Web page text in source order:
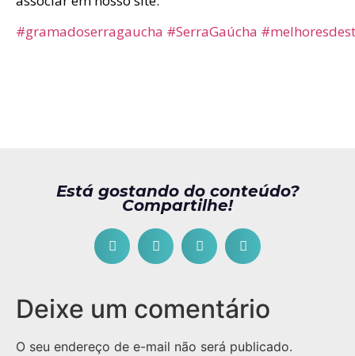
#gramadoserragaucha #SerraGaúcha
Está gostando do conteúdo?
Compartilhe!
Deixe um comentário
O seu endereço de e-mail não será publicado.